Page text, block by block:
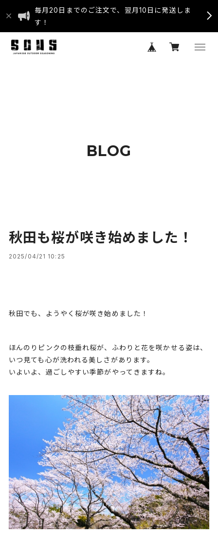
毎月20日までのご注文で、翌月10日に発送しま
す！
BLOG
秋田も桜が咲き始めました！
2025/04/21 10:25
秋田でも、ようやく桜が咲き始めました！
ほんのりピンクの枝垂れ桜が、ふわりと花を咲かせる姿は、
いつ見ても心が洗われる美しさがあります。
いよいよ、過ごしやすい季節がやってきますね。